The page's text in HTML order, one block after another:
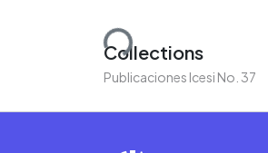
Loading...
Collections
Publicaciones Icesi No. 37